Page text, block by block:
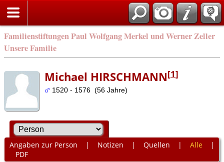
Familienstiftungen Paul Wolfgang Merkel und Werner Zeller
Unsere Familie
Michael HIRSCHMANN[1]
1520 - 1576 (56 Jahre)
Angaben zur Person | Notizen | Quellen | Alle |
PDF